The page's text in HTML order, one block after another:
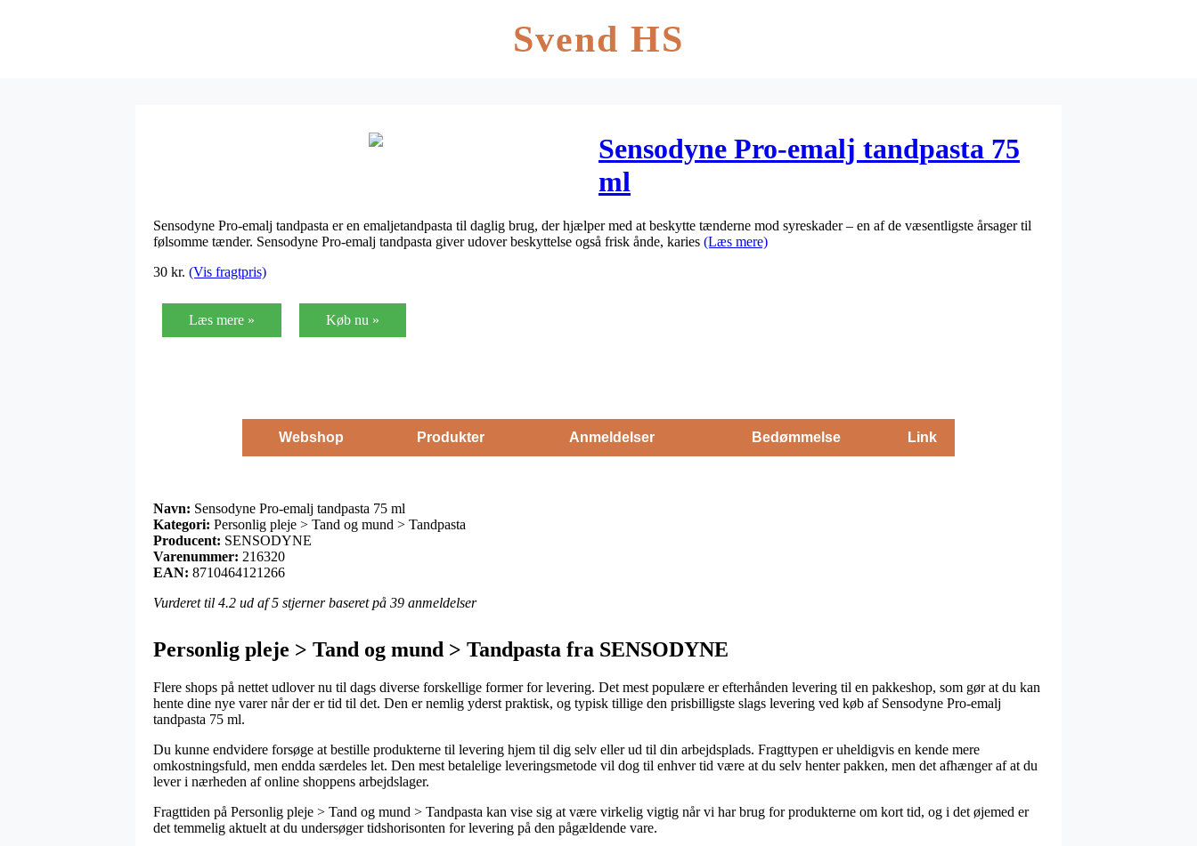
Svend HS
Sensodyne Pro-emalj tandpasta 75
ml
Sensodyne Pro-emalj tandpasta er en emaljetandpasta til daglig brug, der hjælper med at beskytte tænderne mod syreskader – en af de væsentligste årsager til
følsomme tænder. Sensodyne Pro-emalj tandpasta giver udover beskyttelse også frisk ånde, karies (Læs mere)
30 kr. (Vis fragtpris)
Læs mere » Køb nu »
Webshop Produkter Anmeldelser Bedømmelse Link
Navn: Sensodyne Pro-emalj tandpasta 75 ml
Kategori: Personlig pleje > Tand og mund > Tandpasta
Producent: SENSODYNE
Varenummer: 216320
EAN: 8710464121266
Vurderet til 4.2 ud af 5 stjerner baseret på 39 anmeldelser
Personlig pleje > Tand og mund > Tandpasta fra SENSODYNE
Flere shops på nettet udlover nu til dags diverse forskellige former for levering. Det mest populære er efterhånden levering til en pakkeshop, som gør at du kan
hente dine nye varer når der er tid til det. Den er nemlig yderst praktisk, og typisk tillige den prisbilligste slags levering ved køb af Sensodyne Pro-emalj
tandpasta 75 ml.
Du kunne endvidere forsøge at bestille produkterne til levering hjem til dig selv eller ud til din arbejdsplads. Fragttypen er uheldigvis en kende mere
omkostningsfuld, men endda særdeles let. Den mest betalelige leveringsmetode vil dog til enhver tid være at du selv henter pakken, men det afhænger af at du
lever i nærheden af online shoppens arbejdslager.
Fragttiden på Personlig pleje > Tand og mund > Tandpasta kan vise sig at være virkelig vigtig når vi har brug for produkterne om kort tid, og i det øjemed er
det temmelig aktuelt at du undersøger tidshorisonten for levering på den pågældende vare.